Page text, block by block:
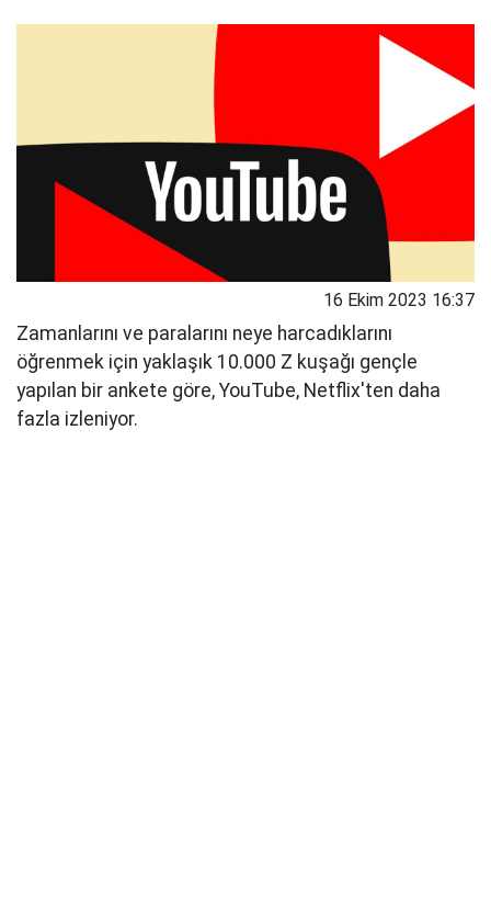
16 Ekim 2023 16:37
Zamanlarını ve paralarını neye harcadıklarını
öğrenmek için yaklaşık 10.000 Z kuşağı gençle
yapılan bir ankete göre, YouTube, Netflix'ten daha
fazla izleniyor.